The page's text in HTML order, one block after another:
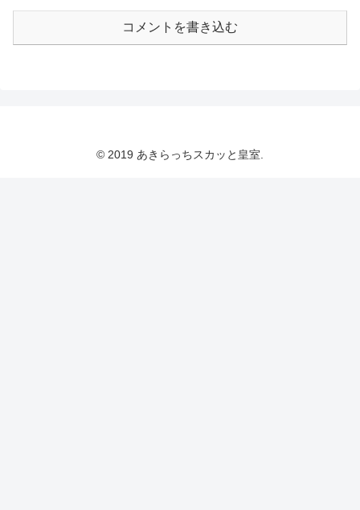
コメントを書き込む
© 2019 あきらっちスカッと皇室.